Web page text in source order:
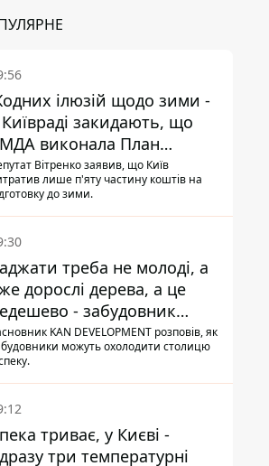
ілюзій щодо зими -
закидають, що
виконала План
на 20%
Вітренко заявив, що Київ
лише п'яту частину коштів на
до зими.
треба не молоді, а
дорослі дерева, а це
- забудовник
KAN DEVELOPMENT розповів, як
можуть охолодити столицю
триває, у Києві -
три температурні